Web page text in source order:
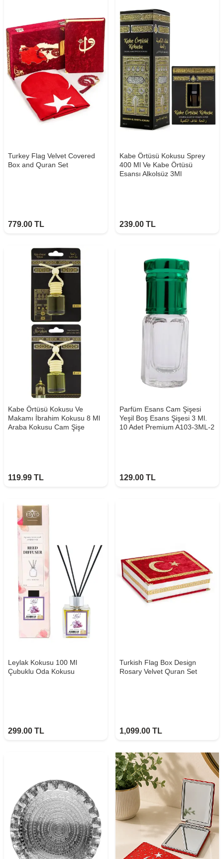
Turkey Flag Velvet Covered
Box and Quran Set
779.00 TL
Kabe Örtüsü Kokusu Sprey
400 Ml Ve Kabe Örtüsü
Esansı Alkolsüz 3Ml
239.00 TL
Kabe Örtüsü Kokusu Ve
Makamı İbrahim Kokusu 8 Ml
Araba Kokusu Cam Şişe
119.99 TL
Parfüm Esans Cam Şişesi
Yeşil Boş Esans Şişesi 3 Ml.
10 Adet Premium A103-3ML-2
129.00 TL
Leylak Kokusu 100 Ml
Çubuklu Oda Kokusu
299.00 TL
Turkish Flag Box Design
Rosary Velvet Quran Set
1,099.00 TL